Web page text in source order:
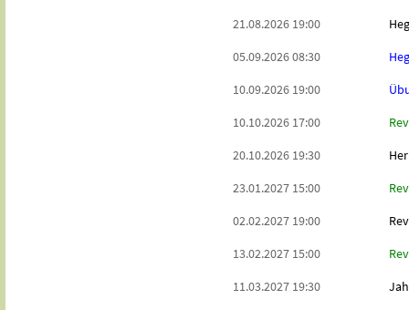
21.08.2026 19:00
05.09.2026 08:30
10.09.2026 19:00
10.10.2026 17:00
20.10.2026 19:30
23.01.2027 15:00
02.02.2027 19:00
13.02.2027 15:00
11.03.2027 19:30